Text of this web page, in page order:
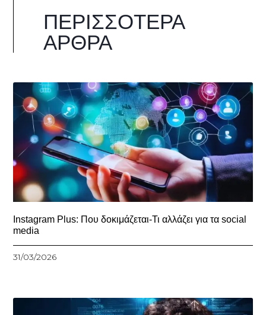
ΠΕΡΙΣΣΌΤΕΡΑ
ΆΡΘΡΑ
Instagram Plus: Που δοκιμάζεται-Τι αλλάζει για τα social
media
31/03/2026